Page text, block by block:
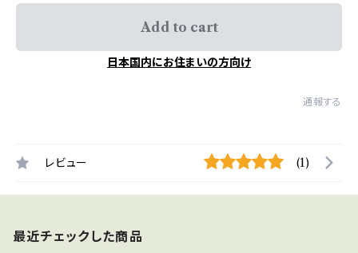
Add to cart
日本国内にお住まいの方向け
通報する
レビュー (1)
最近チェックした商品